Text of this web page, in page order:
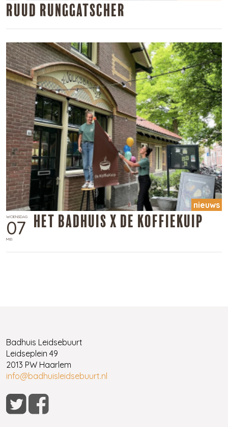
Ruud Runggatscher
nieuws
WOENSDAG
07
MEI
Het Badhuis x De Koffiekuip
Badhuis Leidsebuurt
Leidseplein 49
2013 PW Haarlem
info@badhuisleidsebuurt.nl